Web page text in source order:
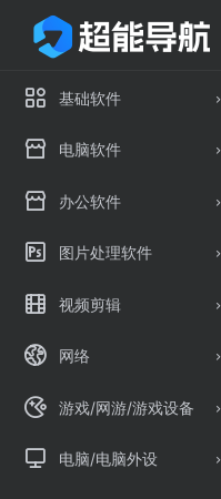
基础软件
电脑软件
办公软件
图片处理软件
视频剪辑
网络
游戏/网游/游戏设备
电脑/电脑外设